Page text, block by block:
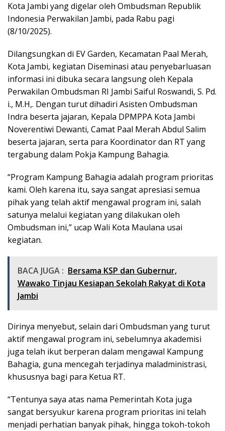
Kota Jambi yang digelar oleh Ombudsman Republik
Indonesia Perwakilan Jambi, pada Rabu pagi
(8/10/2025).
Dilangsungkan di EV Garden, Kecamatan Paal Merah,
Kota Jambi, kegiatan Diseminasi atau penyebarluasan
informasi ini dibuka secara langsung oleh Kepala
Perwakilan Ombudsman RI Jambi Saiful Roswandi, S. Pd.
i., M.H,. Dengan turut dihadiri Asisten Ombudsman
Indra beserta jajaran, Kepala DPMPPA Kota Jambi
Noverentiwi Dewanti, Camat Paal Merah Abdul Salim
beserta jajaran, serta para Koordinator dan RT yang
tergabung dalam Pokja Kampung Bahagia.
“Program Kampung Bahagia adalah program prioritas
kami. Oleh karena itu, saya sangat apresiasi semua
pihak yang telah aktif mengawal program ini, salah
satunya melalui kegiatan yang dilakukan oleh
Ombudsman ini,” ucap Wali Kota Maulana usai
kegiatan.
BACA JUGA : Bersama KSP dan Gubernur,
Wawako Tinjau Kesiapan Sekolah Rakyat di Kota
Jambi
Dirinya menyebut, selain dari Ombudsman yang turut
aktif mengawal program ini, sebelumnya akademisi
juga telah ikut berperan dalam mengawal Kampung
Bahagia, guna mencegah terjadinya maladministrasi,
khususnya bagi para Ketua RT.
“Tentunya saya atas nama Pemerintah Kota juga
sangat bersyukur karena program prioritas ini telah
menjadi perhatian banyak pihak, hingga tokoh-tokoh